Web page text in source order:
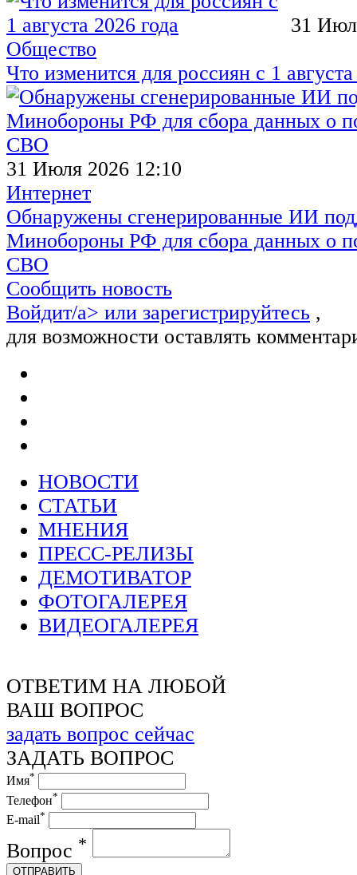
31
Общество
Что изменится для россиян с 1
31 Июля 2026 12:10
Интернет
Обнаружены сгенерированные ИИ
Минобороны РФ для сбора данных о
СВО
Сообщить новость
Войдит/a> или зарегистрируйтесь ,
для возможности оставлять
НОВОСТИ
СТАТЬИ
МНЕНИЯ
ПРЕСС-РЕЛИЗЫ
ДЕМОТИВАТОР
ФОТОГАЛЕРЕЯ
ВИДЕОГАЛЕРЕЯ
ОТВЕТИМ НА ЛЮБОЙ
ВАШ ВОПРОС
задать вопрос сейчас
ЗАДАТЬ ВОПРОС
Имя*
Телефон*
E-mail*
Вопрос *
ОТПРАВИТЬ